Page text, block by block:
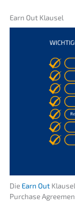
Earn Out Klausel
Die Earn Out
Purcha­se